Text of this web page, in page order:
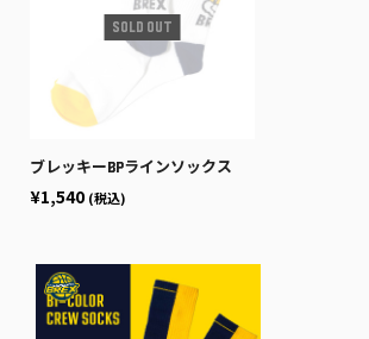
ブレッキーBPラインソックス
¥1,540 (税込)